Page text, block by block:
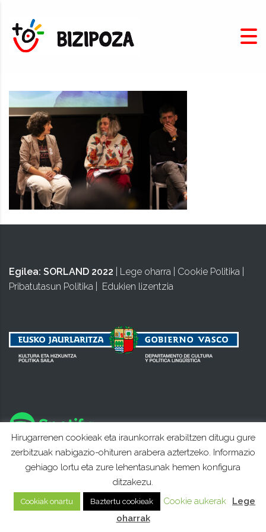
Egilea: SORLAND 2022 Lege oharra Cookie Politika
Pribatutasun Politika
Edukien lizentzia
Hirugarrenen cookieak eta iraunkorrak erabiltzen ditugu gure
zerbitzuak nabigazio-ohituren arabera aztertzeko. Informazio
gehiago lortu eta zure lehentasunak hemen konfigura
ditzakezu.
Cookiak onartu Baztertu cookieak Cookie aukerak
Lege
oharrak